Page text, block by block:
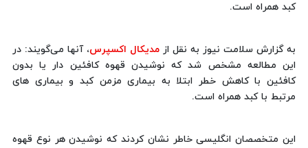
کبد همراه است.
به گزارش سلامت نیوز به نقل از مدیکال اکسپرس، آنها می‌گویند: در
این مطالعه مشخص شد که نوشیدن قهوه کافئین دار یا بدون
کافئین با کاهش خطر ابتلا به بیماری مزمن کبد و بیماری های
مرتبط با کبد همراه است.
این متخصصان انگلیسی خاطر نشان کردند که نوشیدن هر نوع قهوه